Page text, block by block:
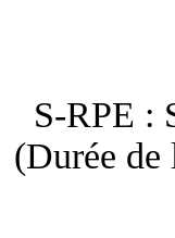
S-RPE :
(Durée de